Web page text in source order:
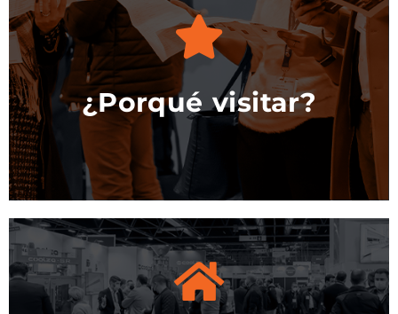
¿Porqué visitar?
Descubre más